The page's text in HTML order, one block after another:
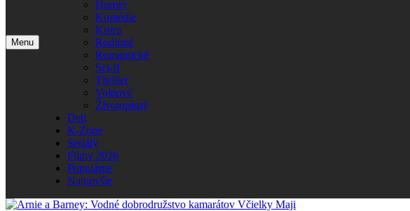
Menu
Open
Horory
Komédie
Krimi
Rodinné
Romantické
Sci-fi
Thriller
Vojnové
Životopisný
Deti
K-Zone
Seriály
Filmy 2026
Populárne
Najnovšie